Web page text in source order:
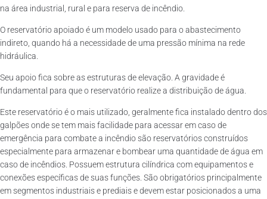
na área industrial, rural e para reserva de incêndio.
O reservatório apoiado é um modelo usado para o abastecimento
indireto, quando há a necessidade de uma pressão mínima na rede
hidráulica.
Seu apoio fica sobre as estruturas de elevação. A gravidade é
fundamental para que o reservatório realize a distribuição de água.
Este reservatório é o mais utilizado, geralmente fica instalado dentro dos
galpões onde se tem mais facilidade para acessar em caso de
emergência para combate a incêndio são reservatórios construídos
especialmente para armazenar e bombear uma quantidade de água em
caso de incêndios. Possuem estrutura cilíndrica com equipamentos e
conexões específicas de suas funções. São obrigatórios principalmente
em segmentos industriais e prediais e devem estar posicionados a uma